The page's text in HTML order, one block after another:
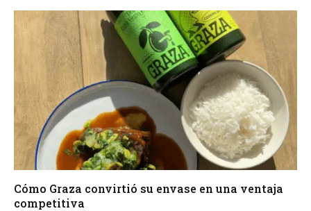
Cómo Graza convirtió su envase en una ventaja
competitiva